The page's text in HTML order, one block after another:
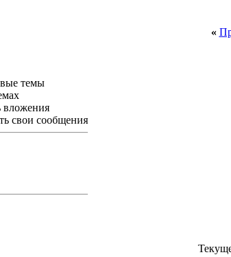
«
темы
вложения
свои сообщения